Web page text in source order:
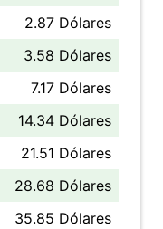
2.87 Dólares
3.58 Dólares
7.17 Dólares
14.34 Dólares
21.51 Dólares
28.68 Dólares
35.85 Dólares